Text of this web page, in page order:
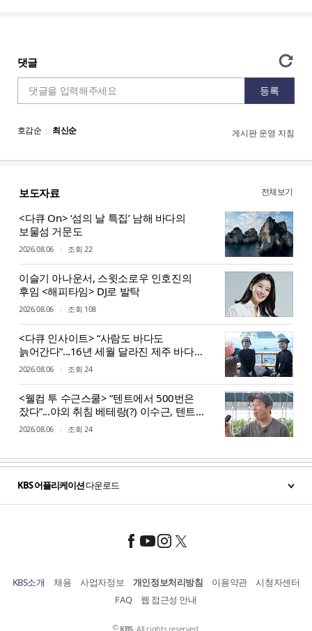
보도자료
<다큐 On> ‘섬의 날 특집’ 남해 바다의
보물섬 거문도
2026.08.06 조회 22
이슬기 아나운서, 스윗소로우 인호진의
후임 <해피타임> DJ로 발탁
2026.08.06 조회 108
<다큐 인사이트> “사람도 바다도
늙어간다”...16년 세월 달라진 제주 바다,
해녀들의 기록
2026.08.06 조회 24
<웰컴 투 수근스쿨> “텐트에서 500번은
잤다”...야외 취침 베테랑(?) 이수근, 텐트
설치 중 굴욕?!
2026.08.06 조회 24
전체보기
KBS 어플리케이션다운로드
KBS소개 채용 사업자정보 개인정보처리방침 이용약관
시청자센터
FAQ
웹 접근성 안내
© KBS. All rights reserved.